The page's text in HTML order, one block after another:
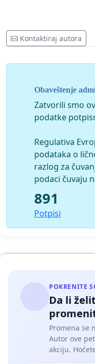
Kontaktiraj autora
Obaveštenje
Zatvorili smo
podatke
Regulativa
podataka o
razlog za
podaci čuvaju
891
Potpisi
POKRENITE
Da li
Promena se
Autor ove
akciju.